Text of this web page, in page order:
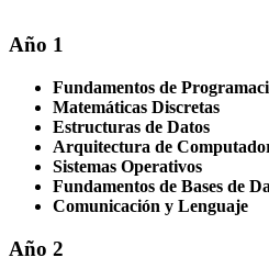
Año 1
Fundamentos de
Matemáticas Discretas
Estructuras de Datos
Arquitectura de
Sistemas Operativos
Fundamentos de Bases de
Comunicación y Lenguaje
Año 2